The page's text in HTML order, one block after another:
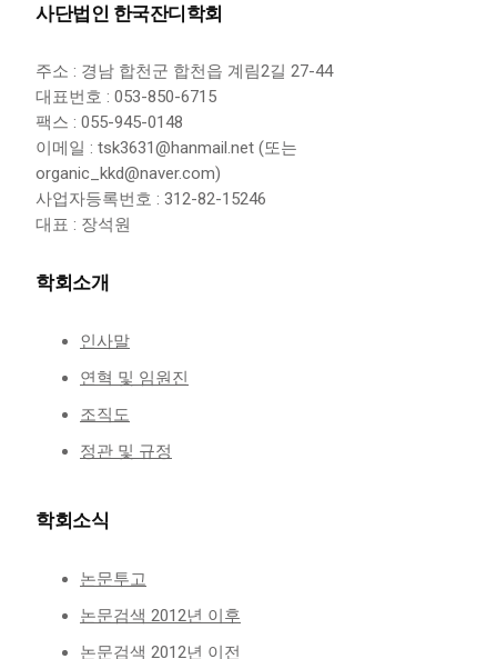
사단법인 한국잔디학회
주소 : 경남 합천군 합천읍 계림2길 27-44
대표번호 : 053-850-6715
팩스 : 055-945-0148
이메일 : tsk3631@hanmail.net (또는
organic_kkd@naver.com)
사업자등록번호 : 312-82-15246
대표 : 장석원
학회소개
인사말
연혁 및 임원진
조직도
정관 및 규정
학회소식
논문투고
논문검색 2012년 이후
논문검색 2012년 이전